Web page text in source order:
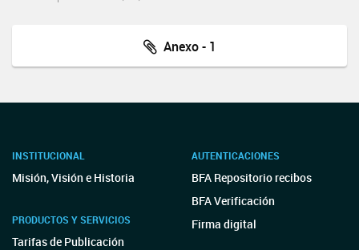
Anexo - 1
INSTITUCIONAL
Misión, Visión e Historia
PRODUCTOS Y SERVICIOS
Tarifas de Publicación
AUTENTICACIONES
BFA Repositorio recibos
BFA Verificación
Firma digital